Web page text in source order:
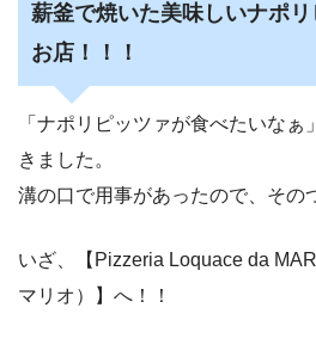
薪釜で焼いた美味しいナポ
お店！！！
「ナポリピッツァが食べたいな
きました。
溝の口で用事があったので、その
いざ、【Pizzeria Loquace da
マリオ）】へ！！